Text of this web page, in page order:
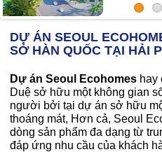
DỰ ÁN SEOUL
SỞ HÀN QUỐC TẠI HẢI
Dự án Seoul Ecohomes hay
Duệ sở hữu một không gian
người bởi tại dự án sở hữu
thoáng mát, Hơn cả, Seoul
dòng sản phẩm đa dạng từ
đáp ứng nhu cầu của khách